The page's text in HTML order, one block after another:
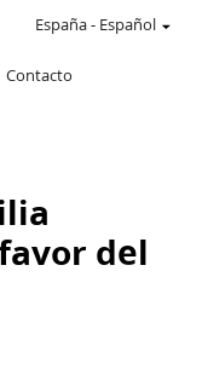
Contacto
España- Español
del